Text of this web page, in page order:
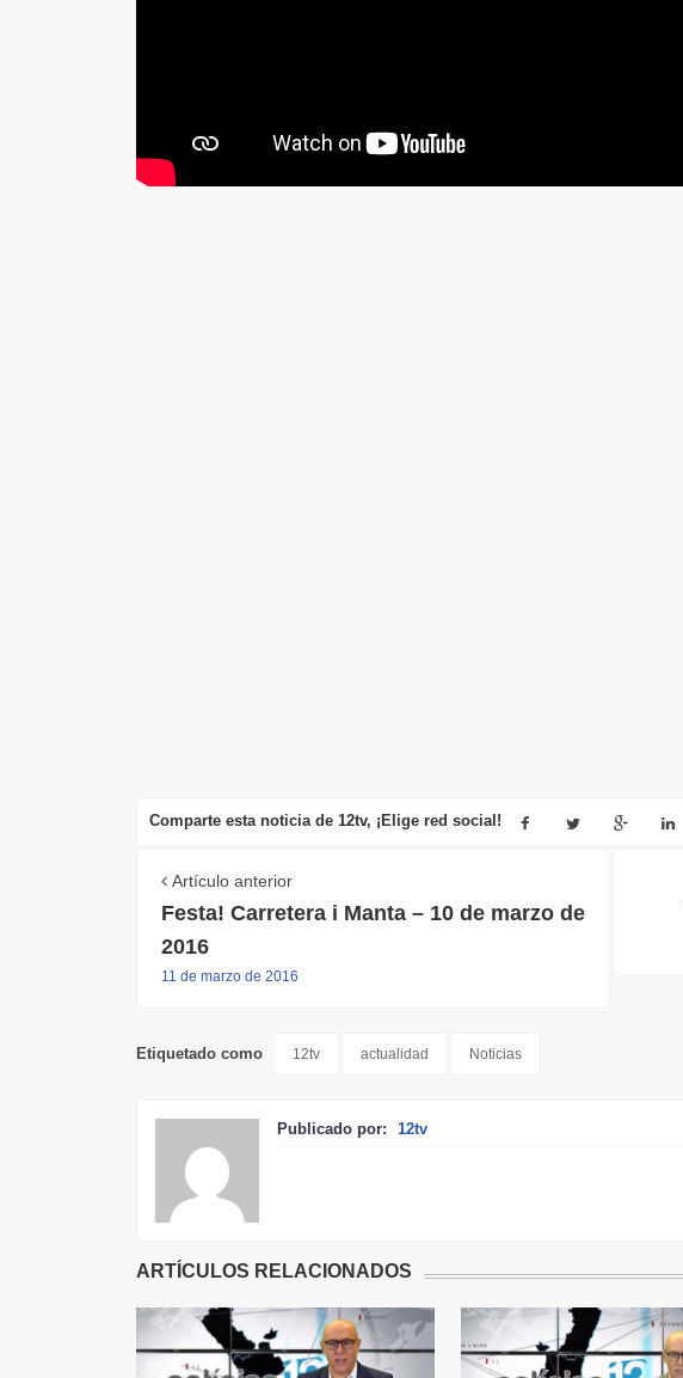
Comparte esta noticia de 12tv, ¡Elige red social!
Artículo anterior
Festa! Carretera i Manta – 10 de marzo de
2016
11 de marzo de 2016
Etiquetado como 12tv actualidad Noticias
Publicado por: 12tv
ARTÍCULOS RELACIONADOS